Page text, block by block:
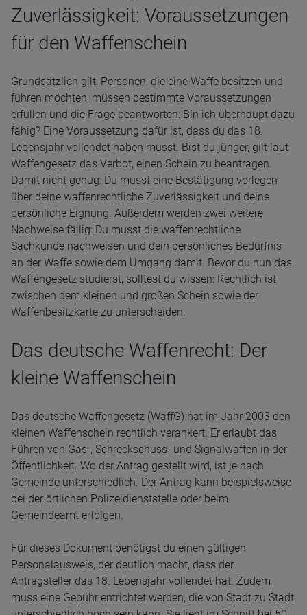
Zuverlässigkeit: Voraussetzungen
für den Waffenschein
Grundsätzlich gilt: Personen, die eine Waffe besitzen und
führen möchten, müssen bestimmte Voraussetzungen
erfüllen und die Frage beantworten: Bin ich überhaupt dazu
fähig? Eine Voraussetzung dafür ist, dass du das 18.
Lebensjahr vollendet haben musst. Bist du jünger, gilt laut
Waffengesetz das Verbot, einen Schein zu beantragen.
Damit nicht genug: Du musst eine Bestätigung vorlegen
über deine waffenrechtliche Zuverlässigkeit und deine
persönliche Eignung. Außerdem werden zwei weitere
Nachweise fällig: Du musst die waffenrechtliche
Sachkunde nachweisen und dein persönliches Bedürfnis
an der Waffe sowie dem Umgang damit. Bevor du nun das
Waffengesetz studierst, solltest du wissen: Rechtlich ist
zwischen dem kleinen und großen Schein sowie der
Waffenbesitzkarte zu unterscheiden.
Das deutsche Waffenrecht: Der
kleine Waffenschein
Das deutsche Waffengesetz (WaffG) hat im Jahr 2003 den
kleinen Waffenschein rechtlich verankert. Er erlaubt das
Führen von Gas-, Schreckschuss- und Signalwaffen in der
Öffentlichkeit. Wo der Antrag gestellt wird, ist je nach
Gemeinde unterschiedlich. Der Antrag kann beispielsweise
bei der örtlichen Polizeidienststelle oder beim
Gemeindeamt erfolgen.
Für dieses Dokument benötigst du einen gültigen
Personalausweis, der deutlich macht, dass der
Antragsteller das 18. Lebensjahr vollendet hat. Zudem
muss eine Gebühr entrichtet werden, die von Stadt zu Stadt